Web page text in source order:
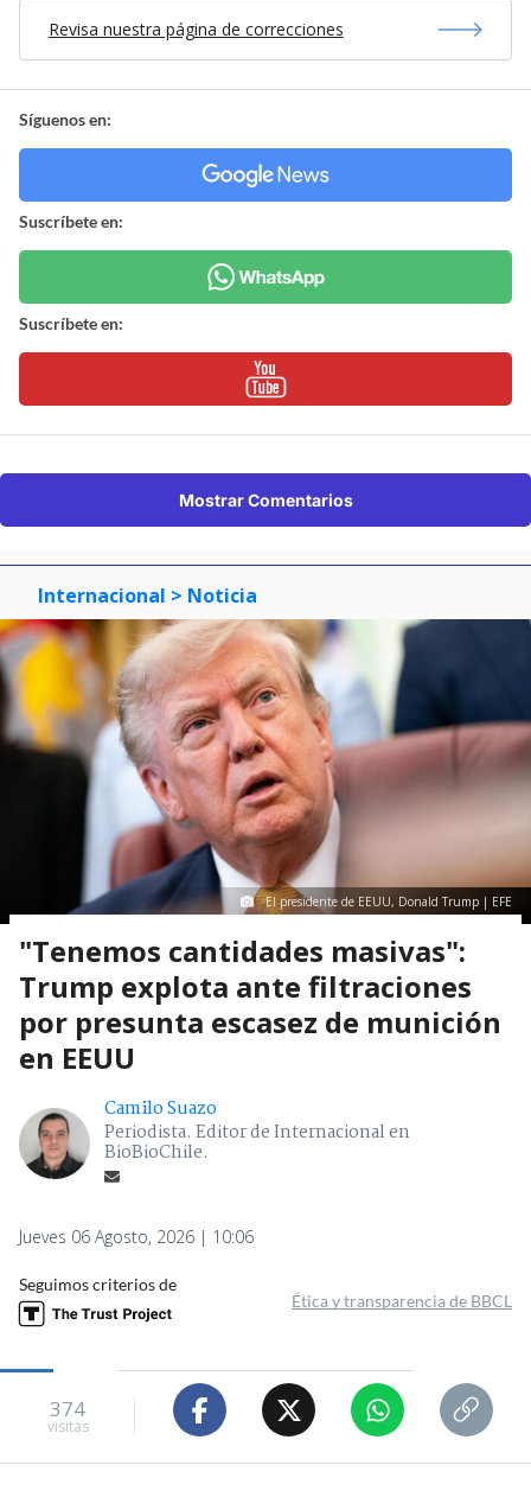
Revisa nuestra página de correcciones
Síguenos en:
Suscríbete en:
Suscríbete en:
Mostrar Comentarios
Internacional > Noticia
El presidente de EEUU, Donald Trump | EFE
"Tenemos cantidades masivas":
Trump explota ante filtraciones
por presunta escasez de munición
en EEUU
Camilo Suazo
Periodista. Editor de Internacional en
BioBioChile.
Jueves 06 Agosto, 2026 | 10:06
Seguimos criterios de
Ética y transparencia de BBCL
374
visitas